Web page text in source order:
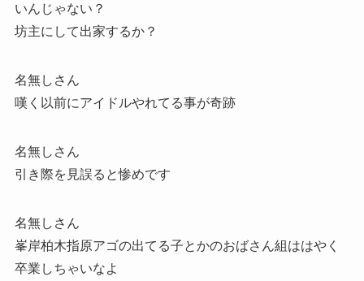
いんじゃない？
坊主にして出家するか？
名無しさん
嘆く以前にアイドルやれてる事が奇跡
名無しさん
引き際を見誤ると惨めです
名無しさん
峯岸柏木指原アゴの出てる子とかのおばさん組ははやく
卒業しちゃいなよ